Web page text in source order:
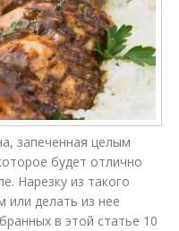
запеченная целым
будет отлично
Нарезку из такого
или делать из нее
в этой статье 10